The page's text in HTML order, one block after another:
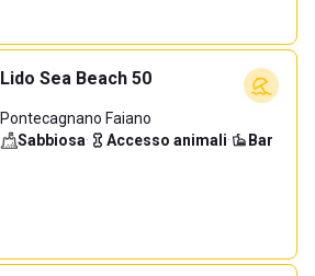
Lido Sea Beach 50
Pontecagnano Faiano
Sabbiosa· Accesso animali· Bar